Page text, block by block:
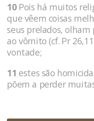
10Pois há muitos
que vêem coi­sas
seus pre­lados, olham
ao vômito (cf. Pr
vontade;
11 estes são
põem a perder